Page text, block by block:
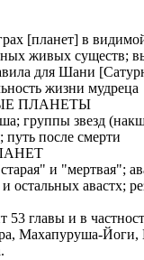
[планет] в
живых существ;
для Шани
жизни мудреца
ПЛАНЕТЫ
группы звезд
после смерти
и "мертвая";
авастх;
главы и в
Махапуруша-Йоги,